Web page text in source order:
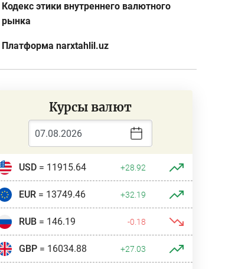
Кодекс этики внутреннего валютного
рынка
Платформа narxtahlil.uz
Курсы валют
USD= 11915.64 +28.92
EUR= 13749.46 +32.19
RUB= 146.19 -0.18
GBP= 16034.88 +27.03